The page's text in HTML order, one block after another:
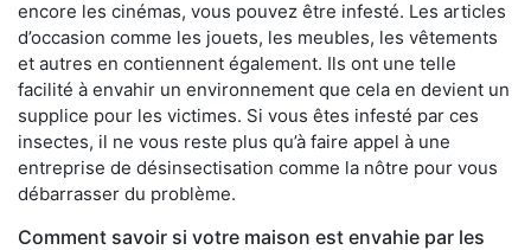
encore les cinémas, vous pouvez être infesté. Les articles
d’occasion comme les jouets, les meubles, les vêtements
et autres en contiennent également. Ils ont une telle
facilité à envahir un environnement que cela en devient un
supplice pour les victimes. Si vous êtes infesté par ces
insectes, il ne vous reste plus qu’à faire appel à une
entreprise de désinsectisation comme la nôtre pour vous
débarrasser du problème.
Comment savoir si votre maison est envahie par les